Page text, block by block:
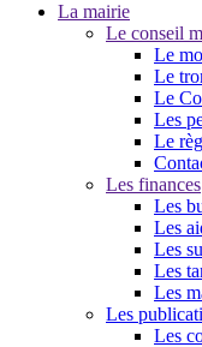
La mairie
Le conseil
Le
Le
Le
Les
Le
Les finances
Les
Les
Les
Les
Les
Les
Les